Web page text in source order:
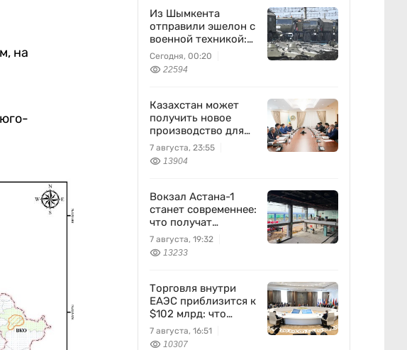
на
Из Шымкента
отправили эшелон с
военной техникой:
что известно
Сегодня, 00:20
22594
Казахстан может
получить новое
производство для
химпрома и
энергетики
7 августа, 23:55
13904
Вокзал Астана-1
станет современнее:
что получат
пассажиры
7 августа, 19:32
13233
Торговля внутри
ЕАЭС приблизится к
$102 млрд: что
предложил
Казахстан
7 августа, 16:51
10307